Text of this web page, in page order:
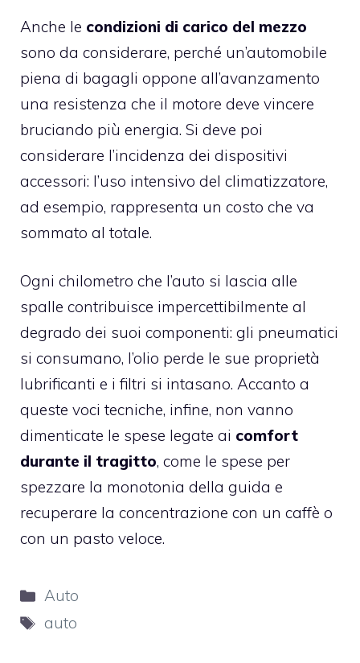
Anche le condizioni di carico del mezzo
sono da considerare, perché un’automobile
piena di bagagli oppone all’avanzamento
una resistenza che il motore deve vincere
bruciando più energia. Si deve poi
considerare l’incidenza dei dispositivi
accessori: l’uso intensivo del climatizzatore,
ad esempio, rappresenta un costo che va
sommato al totale.
Ogni chilometro che l’auto si lascia alle
spalle contribuisce impercettibilmente al
degrado dei suoi componenti: gli pneumatici
si consumano, l’olio perde le sue proprietà
lubrificanti e i filtri si intasano. Accanto a
queste voci tecniche, infine, non vanno
dimenticate le spese legate ai comfort
durante il tragitto, come le spese per
spezzare la monotonia della guida e
recuperare la concentrazione con un caffè o
con un pasto veloce.
Categorie
Auto
Tag
auto